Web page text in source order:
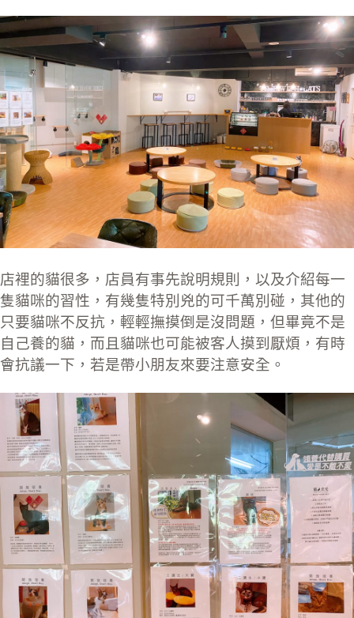
店裡的貓很多，店員有事先說明規則，以及介紹每一
隻貓咪的習性，有幾隻特別兇的可千萬別碰，其他的
只要貓咪不反抗，輕輕撫摸倒是沒問題，但畢竟不是
自己養的貓，而且貓咪也可能被客人摸到厭煩，有時
會抗議一下，若是帶小朋友來要注意安全。